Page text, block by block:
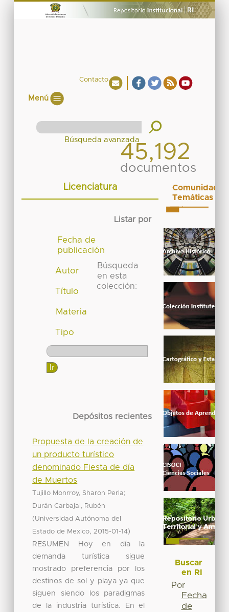
Contacto
Menú
45,192
documentos
Licenciatura
Listar por
Fecha de
publicación
Autor
Título
Materia
Tipo
Búsqueda
en esta
colección:
Depósitos recientes
Propuesta de la creación de
un producto turístico
denominado Fiesta de día
de Muertos
Tujillo Monrroy, Sharon Perla;
Durán Carbajal, Rubén
(Universidad Autónoma del
Estado de Mexico, 2015-01-14)
RESUMEN Hoy en día la
demanda turística sigue
mostrado preferencia por los
destinos de sol y playa ya que
siguen siendo los paradigmas
de la industria turística. En el
Comunidades
Temáticas
Buscar
en RI
Por
Fecha
de